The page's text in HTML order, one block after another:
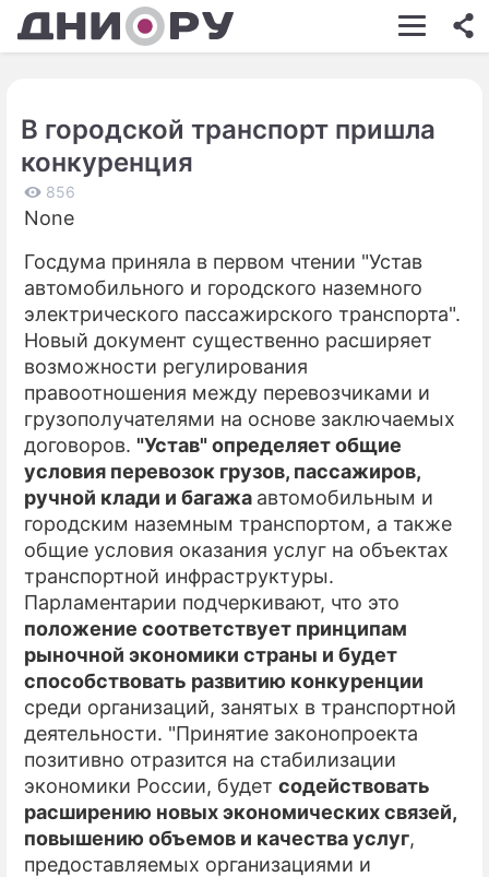
ШОУ-БИЗНЕС
КИНО
ЭКОНОМИКА
ПРОИСШЕСТВИЯ
СОННИК
СТИЛЬ ЖИЗНИ
СЕРИАЛЫ
ИГРЫ
ПРЕСС-РЕЛИЗЫ
О ПРОЕКТЕ
В городской транспорт пришла
конкуренция
856
None
Госдума приняла в первом чтении "Устав
автомобильного и городского наземного
электрического пассажирского транспорта".
Новый документ существенно расширяет
возможности регулирования
правоотношения между перевозчиками и
грузополучателями на основе заключаемых
договоров. "Устав" определяет общие
условия перевозок грузов, пассажиров,
ручной клади и багажа автомобильным и
городским наземным транспортом, а также
общие условия оказания услуг на объектах
транспортной инфраструктуры.
Парламентарии подчеркивают, что это
положение соответствует принципам
рыночной экономики страны и будет
способствовать развитию конкуренции
среди организаций, занятых в транспортной
деятельности. "Принятие законопроекта
позитивно отразится на стабилизации
экономики России, будет содействовать
расширению новых экономических связей,
повышению объемов и качества услуг,
предоставляемых организациями и